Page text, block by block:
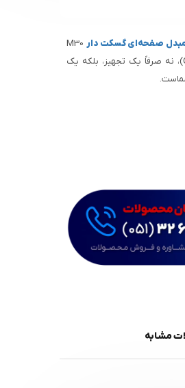
صفحه‌ای گسکت دار M30
واشر دار آلفالاوال (Gasketed Plate Heat Exchanger Alfa LavalM30)، نه صرفاً یک تجهیز، بلکه یک
مشابه